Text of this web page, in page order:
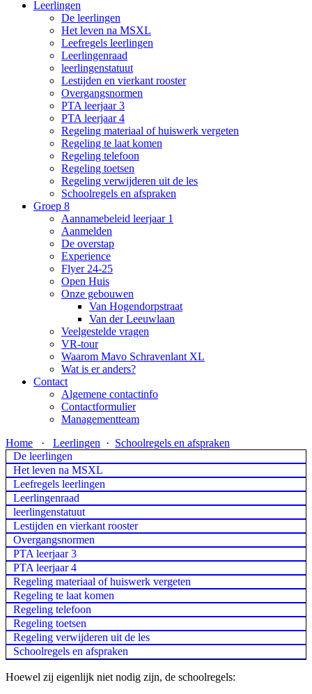
Leerlingen
De leerlingen
Het leven na MSXL
Leefregels leerlingen
Leerlingenraad
leerlingenstatuut
Lestijden en vierkant rooster
Overgangsnormen
PTA leerjaar 3
PTA leerjaar 4
Regeling materiaal of huiswerk vergeten
Regeling te laat komen
Regeling telefoon
Regeling toetsen
Regeling verwijderen uit de les
Schoolregels en afspraken
Groep 8
Aannamebeleid leerjaar 1
Aanmelden
De overstap
Experience
Flyer 24-25
Open Huis
Onze gebouwen
Van Hogendorpstraat
Van der Leeuwlaan
Veelgestelde vragen
VR-tour
Waarom Mavo Schravenlant XL
Wat is er anders?
Contact
Algemene contactinfo
Contactformulier
Managementteam
Home · Leerlingen · Schoolregels en afspraken
De leerlingen
Het leven na MSXL
Leefregels leerlingen
Leerlingenraad
leerlingenstatuut
Lestijden en vierkant rooster
Overgangsnormen
PTA leerjaar 3
PTA leerjaar 4
Regeling materiaal of huiswerk vergeten
Regeling te laat komen
Regeling telefoon
Regeling toetsen
Regeling verwijderen uit de les
Schoolregels en afspraken
Hoewel zij eigenlijk niet nodig zijn, de schoolregels: